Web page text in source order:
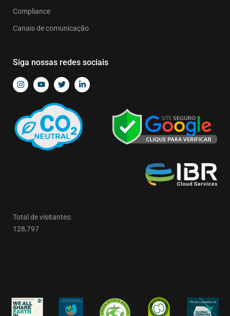
Compliance
Canais de comunicação
Siga nossas redes sociais
Total de visitantes:
128,797